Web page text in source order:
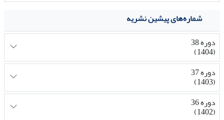
شماره‌های پیشین نشریه
دوره 38
(1404)
دوره 37
(1403)
دوره 36
(1402)